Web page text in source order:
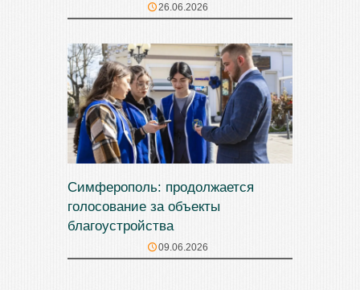
26.06.2026
Симферополь: продолжается
голосование за объекты
благоустройства
09.06.2026